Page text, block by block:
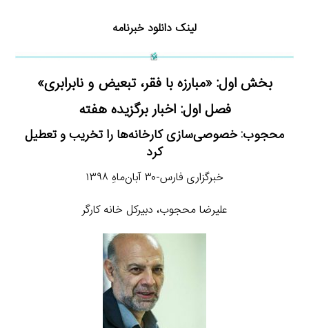
لینک دانلود خبرنامه
بخش اول: «مبارزه با فقر، تبعیض و نابرابری»
فصل اول: اخبار برگزیده هفته
محجوب: خصوصی‌سازی کارخانه‌ها را تخریب و تعطیل
کرد
خبرگزاری فارس-۳۰ آبان‌ماهِ ۱۳۹۸
علیرضا محجوب، دبیرکل خانه کارگر